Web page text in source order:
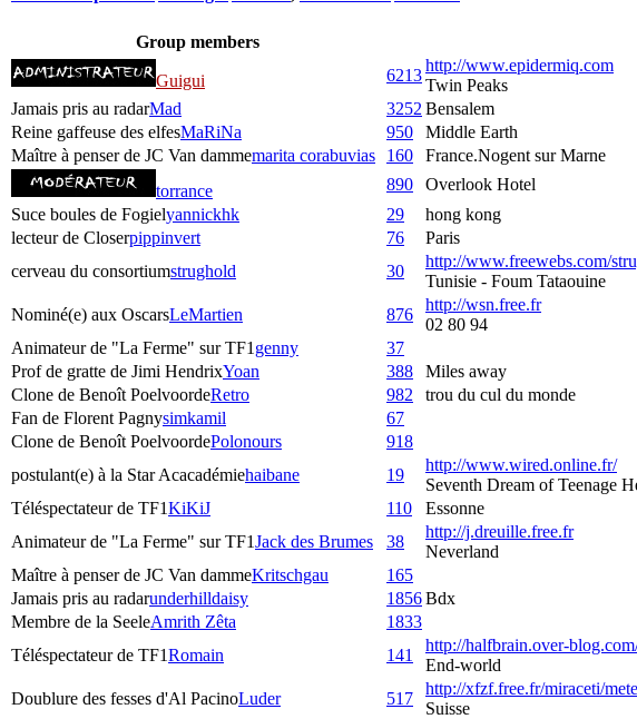
Group members
Guigui 6213
http://www.epidermiq.com
Twin Peaks
Jamais pris au radarMad 3252 Bensalem
Reine gaffeuse des elfesMaRiNa 950 Middle Earth
Maître à penser de JC Van dammemarita corabuvias 160 France.Nogent sur Marne
torrance
890 Overlook Hotel
Suce boules de Fogielyannickhk 29 hong kong
lecteur de Closerpippinvert 76 Paris
cerveau du consortiumstrughold 30
http://www.freewebs.com/
Tunisie - Foum Tataouine
Nominé(e) aux OscarsLeMartien 876
http://wsn.free.fr
02 80 94
Animateur de "La Ferme" sur TF1 genny 37
Prof de gratte de Jimi HendrixYoan 388 Miles away
Clone de Benoît PoelvoordeRetro 982 trou du cul du monde
Fan de Florent Pagnysimkamil 67
Clone de Benoît PoelvoordePolonours 918
postulant(e) à la Star Acacadémiehaibane 19
http://www.wired.online.fr/
Seventh Dream of Teenage
Téléspectateur de TF1KiKiJ 110 Essonne
Animateur de "La Ferme" sur TF1Jack des Brumes 38
http://j.dreuille.free.fr
Neverland
Maître à penser de JC Van dammeKritschgau 165
Jamais pris au radarunderhilldaisy 1856Bdx
Membre de la SeeleAmrith Zêta 1833
Téléspectateur de TF1Romain 141
http://halfbrain.over-
End-world
Doublure des fesses d'Al PacinoLuder 517
http://xfzf.free.fr/miraceti/
Suisse